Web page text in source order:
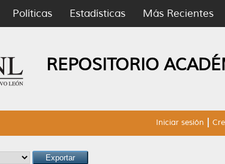
Políticas Estadísticas Más Recientes
REPOSITORIO
Iniciar sesión